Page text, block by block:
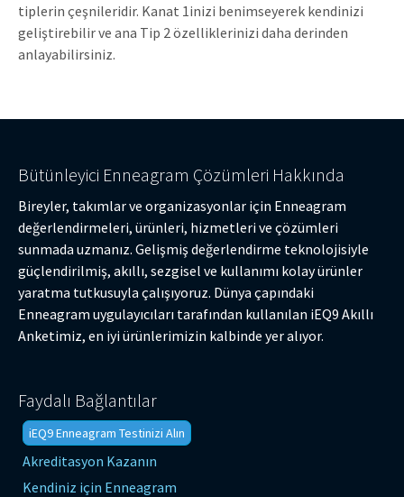
tiplerin çeşnileridir. Kanat 1inizi benimseyerek kendinizi
geliştirebilir ve ana Tip 2 özelliklerinizi daha derinden
anlayabilirsiniz.
Bütünleyici Enneagram Çözümleri Hakkında
Bireyler, takımlar ve organizasyonlar için Enneagram
değerlendirmeleri, ürünleri, hizmetleri ve çözümleri
sunmada uzmanız. Gelişmiş değerlendirme teknolojisiyle
güçlendirilmiş, akıllı, sezgisel ve kullanımı kolay ürünler
yaratma tutkusuyla çalışıyoruz. Dünya çapındaki
Enneagram uygulayıcıları tarafından kullanılan iEQ9 Akıllı
Anketimiz, en iyi ürünlerimizin kalbinde yer alıyor.
Faydalı Bağlantılar
iEQ9 Enneagram Testinizi Alın
Akreditasyon Kazanın
Kendiniz için Enneagram